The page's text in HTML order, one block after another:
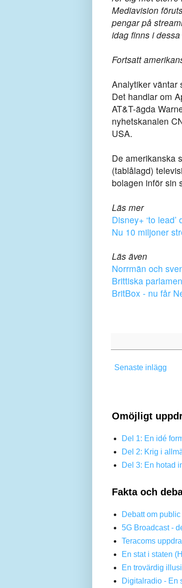
Mediavision
pengar på
idag finns i dessa
Fortsatt
Analytiker väntar
Det handlar om
AT&T-ägda
nyhetskanalen
USA.
De amerikanska
(tablålagd)
bolagen inför sin
Läs mer
Disney+ ‘to
Nu 10 miljoner
Läs även
Norrmän och
Brittiska
BritBox - nu får
Senaste inlägg
Omöjligt
Del 1: En idé
Del 2: Krig i
Del 3: En hotad
Fakta och
Debatt om
5G Broadcast -
Teracoms
En stat i staten
En trovärdig
Digitalradio - En